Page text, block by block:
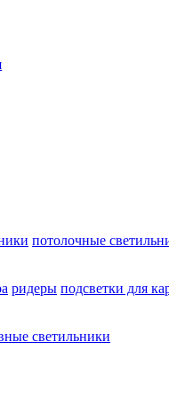
потолочные
ридеры подсветки для
светильники